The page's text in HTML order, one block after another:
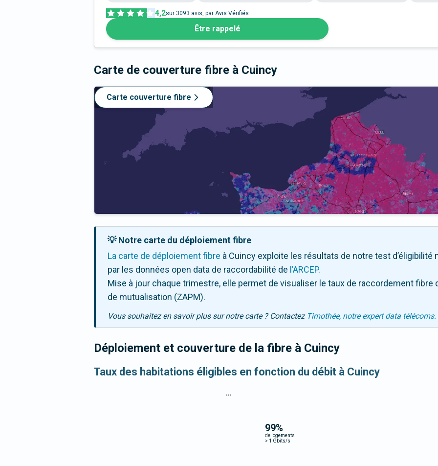
4,2sur 3093 avis, par Avis Vérifiés
Être rappelé
Carte de couverture fibre à Cuincy
Carte couverture fibre
💡 Notre carte du déploiement fibre
La carte de déploiement fibre à Cuincy exploite les résultats de notre test
par les données open data de raccordabilité de l’ARCEP.
Mise à jour chaque trimestre, elle permet de visualiser le taux de raccordement fibre
de mutualisation (ZAPM).
Vous souhaitez en savoir plus sur notre carte ? Contactez Timothée, notre expert data télécoms.
Déploiement et couverture de la fibre à Cuincy
Taux des habitations éligibles en fonction du débit à Cuincy
99%
de logements
> 1 Gbits/s
...